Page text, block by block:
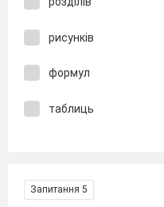
рисунків
формул
таблиць
Запитання 5